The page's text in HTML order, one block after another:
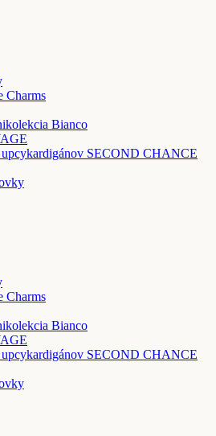
Charms
Bianco
SECOND CHANCE
Charms
Bianco
SECOND CHANCE